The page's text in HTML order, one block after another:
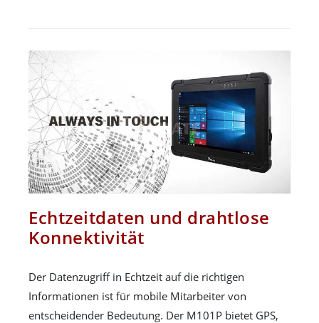
Echtzeitdaten und drahtlose
Konnektivität
Der Datenzugriff in Echtzeit auf die richtigen
Informationen ist für mobile Mitarbeiter von
entscheidender Bedeutung. Der M101P bietet GPS,